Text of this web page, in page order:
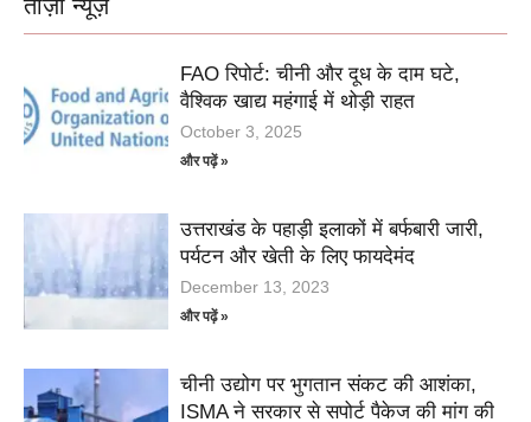
ताज़ा न्यूज़
FAO रिपोर्ट: चीनी और दूध के दाम घटे,
वैश्विक खाद्य महंगाई में थोड़ी राहत
October 3, 2025
और पढ़ें »
उत्तराखंड के पहाड़ी इलाकों में बर्फबारी जारी,
पर्यटन और खेती के लिए फायदेमंद
December 13, 2023
और पढ़ें »
चीनी उद्योग पर भुगतान संकट की आशंका,
ISMA ने सरकार से सपोर्ट पैकेज की मांग की